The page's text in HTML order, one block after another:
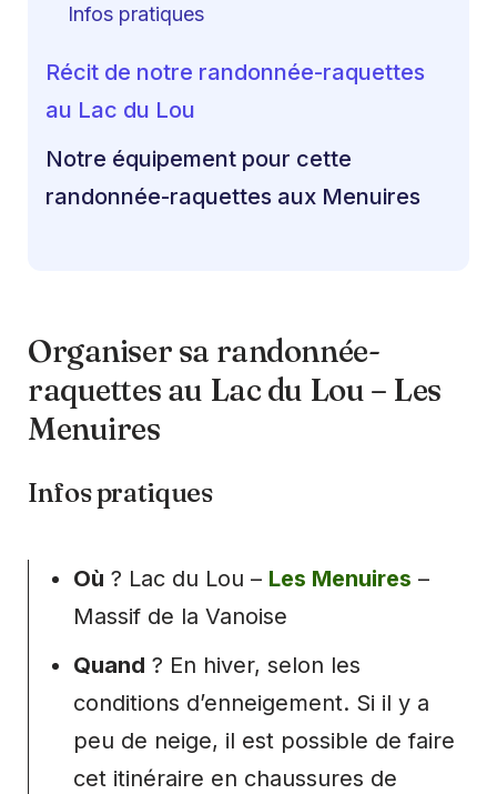
Infos pratiques
Récit de notre randonnée-raquettes
au Lac du Lou
Notre équipement pour cette
randonnée-raquettes aux Menuires
Organiser sa randonnée-
raquettes au Lac du Lou – Les
Menuires
Infos pratiques
Où ? Lac du Lou – Les Menuires –
Massif de la Vanoise
Quand ? En hiver, selon les
conditions d’enneigement. Si il y a
peu de neige, il est possible de faire
cet itinéraire en chaussures de